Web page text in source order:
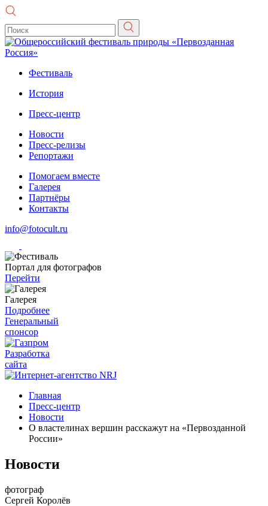
Фестиваль
История
Пресс-центр
Новости
Пресс-релизы
Репортажи
Помогаем вместе
Галерея
Партнёры
Контакты
info@fotocult.ru
Портал для фотографов
Перейти
Галерея
Подробнее
Генеральный
спонсор
Разработка
сайта
Главная
Пресс-центр
Новости
О властелинах вершин расскажут на «Первозданной
России»
Новости
фотограф
Сергей Королёв